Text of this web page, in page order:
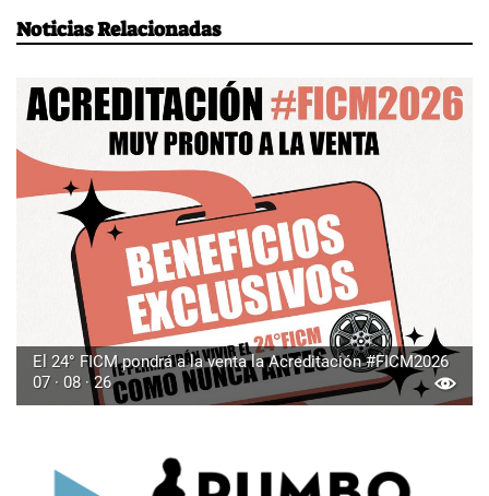
Noticias Relacionadas
El 24° FICM pondrá a la venta la Acreditación #FICM2026
07 · 08 · 26